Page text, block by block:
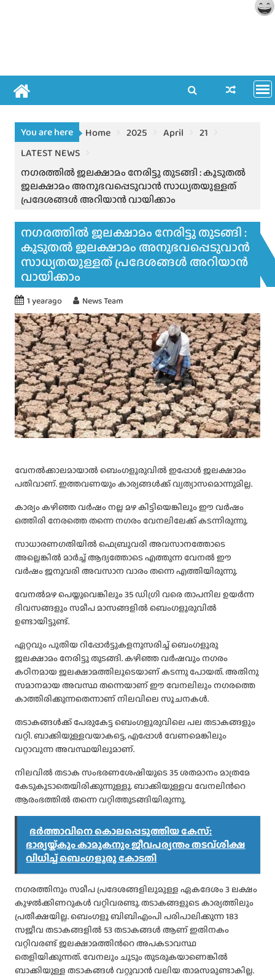
You are here Home 2025 April
21
LATEST NEWS
നഗരത്തിൽ ജലക്ഷാമം നേരിട്ടു തുടങ്ങി : കൂടുതല്‍
ജലക്ഷാമം അനുഭവപ്പെടുവാന്‍ സാധ്യതയുള്ളത്
പ്രദേശങ്ങള്‍ അറിയാന്‍ വായിക്കാം
നഗരത്തിൽ ജലക്ഷാമം നേരിട്ടു തുടങ്ങി :
കൂടുതല്‍ ജലക്ഷാമം അനുഭവപ്പെടുവാന്‍
സാധ്യതയുള്ളത് പ്രദേശങ്ങള്‍ അറിയാന്‍
വായിക്കാം
1 yearago News Team
വേനല്‍ക്കാലമായാല്‍ ബെംഗളൂരുവില്‍ ഇപ്പോള്‍ ജലക്ഷാമം
പതിവാണ്. ഇത്തവണയും കാര്യങ്ങള്‍ക്ക് വ്യത്യാസമൊന്നുമില്ല.
കാര്യം കഴിഞ്ഞ വര്‍ഷം നല്ല മഴ കിട്ടിയെങ്കിലും ഈ വർഷം
ഒത്തിരി നേരത്തെ തന്നെ നഗരം വേനലിലേക്ക് കടന്നിരുന്നു.
സാധാരണഗതിയില്‍ ഫെബ്രുവരി അവസാനത്തോടെ
അല്ലെങ്കില്‍ മാർച്ച്‌ ആദ്യത്തോടെ എത്തുന്ന വേനല്‍ ഈ
വർഷം ജനുവരി അവസാന വാരം തന്നെ എത്തിയിരുന്നു.
വേനല്‍മഴ പെയ്തുവെങ്കിലും 35 ഡിഗ്രി വരെ താപനില ഉയർന്ന
ദിവസങ്ങളും സമീപ മാസങ്ങളില്‍ ബെംഗളൂരുവില്‍
ഉണ്ടായിട്ടുണ്ട്.
ഏറ്റവും പുതിയ റിപ്പോർട്ടുകളനുസരിച്ച്‌ ബെംഗളൂരു
ജലക്ഷാമം നേരിട്ടു തുടങ്ങി. കഴിഞ്ഞ വർഷവും നഗരം
കഠിനമായ ജലക്ഷാമത്തിലൂടെയാണ് കടന്നു പോയത്. അതിനു
സമാനമായ അവസ്ഥ തന്നെയാണ് ഈ വേനലിലും നഗരത്തെ
കാത്തിരിക്കുന്നതെന്നാണ് നിലവിലെ സൂചനകള്‍.
തടാകങ്ങള്‍ക്ക് പേരുകേട്ട ബെംഗളൂരുവിലെ പല തടാകങ്ങളും
വറ്റി. ബാക്കിയുള്ളവയാകട്ടെ, എപ്പോള്‍ വേണമെങ്കിലും
വറ്റാവുന്ന അവസ്ഥയിലുമാണ്.
നിലവില്‍ തടാക സംഭരണശേഷിയുടെ 35 ശതമാനം മാത്രമേ
കേടുകൂടാതെയിരിക്കുന്നുള്ളൂ. ബാക്കിയുള്ളവ വേനലിന്‍റെ
ആരംഭത്തില്‍ തന്നെ വറ്റിത്തുടങ്ങിയിരുന്നു.
ഭർത്താവിനെ കൊലപ്പെടുത്തിയ കേസ്:
ഭാര്യയ്ക്കും കാമുകനും ജീവപര്യന്തം തടവ്ശിക്ഷ
വിധിച്ച് ബെംഗളൂരു കോടതി
നഗരത്തിനും സമീപ പ്രദേശങ്ങളിലുമുള്ള ഏകദേശം 3 ലക്ഷം
കുഴല്‍ക്കിണറുകള്‍ വറ്റിവരണ്ടു. തടാകങ്ങളുടെ കാര്യത്തിലും
പ്രതീക്ഷയില്ല. ബെംഗളൂ ബിബിഎംപി പരിപാലിക്കുന്ന 183
സജീവ തടാകങ്ങളില്‍ 53 തടാകങ്ങള്‍ ആണ് ഇതിനകം
വറ്റിവരണ്ട് ജലക്ഷാമത്തിന്‍റെ അപകടാവസ്ഥ
തെളിയിക്കുന്നത്. വേനലും ചൂടും തുടരുകയാണെങ്കില്‍
ബാക്കിയുള്ള തടാകങ്ങള്‍ വറ്റുവാൻ വലിയ താമസമുണ്ടാകില്ല.